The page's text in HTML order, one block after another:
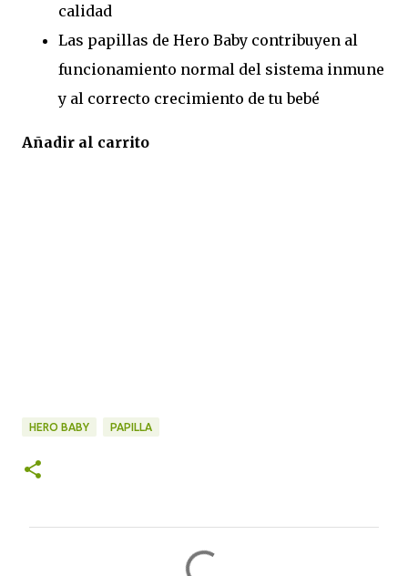
calidad
Las papillas de Hero Baby contribuyen al
funcionamiento normal del sistema inmune
y al correcto crecimiento de tu bebé
Añadir al carrito
HERO BABY PAPILLA